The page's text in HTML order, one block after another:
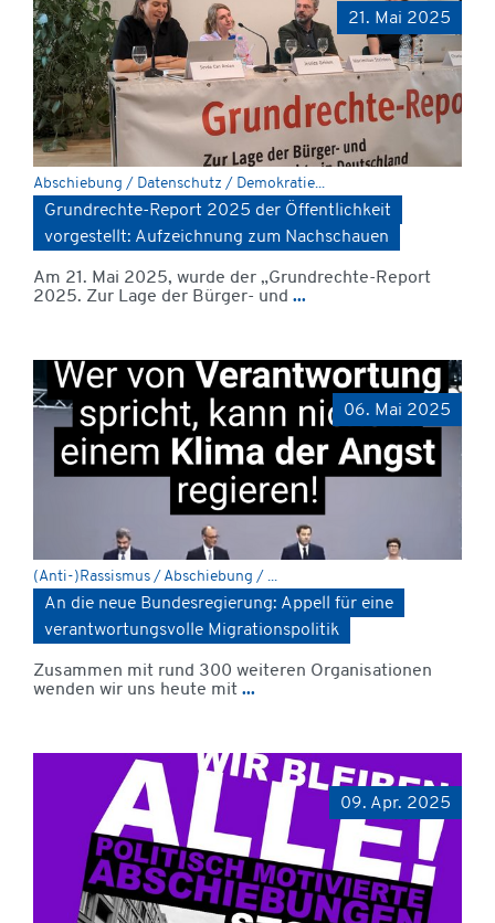
21. Mai 2025
Abschiebung / Datenschutz / Demokratie...
Grundrechte-Report 2025 der Öffentlichkeit
vorgestellt: Aufzeichnung zum Nachschauen
Am 21. Mai 2025, wurde der „Grundrechte-Report
2025. Zur Lage der Bürger- und ...
06. Mai 2025
(Anti-)Rassismus / Abschiebung / ...
An die neue Bundesregierung: Appell für eine
verantwortungsvolle Migrationspolitik
Zusammen mit rund 300 weiteren Organisationen
wenden wir uns heute mit ...
09. Apr. 2025